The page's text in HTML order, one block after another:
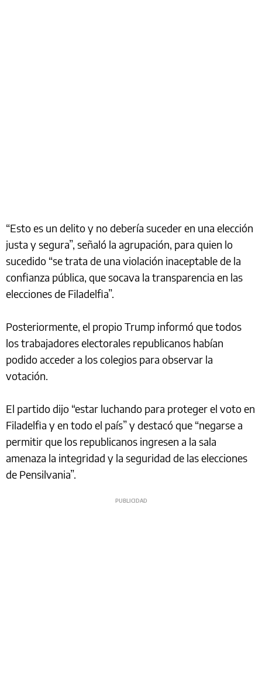
“Esto es un delito y no debería suceder en una elección
justa y segura”, señaló la agrupación, para quien lo
sucedido “se trata de una violación inaceptable de la
confianza pública, que socava la transparencia en las
elecciones de Filadelfia”.
Posteriormente, el propio Trump informó que todos
los trabajadores electorales republicanos habían
podido acceder a los colegios para observar la
votación.
El partido dijo “estar luchando para proteger el voto en
Filadelfia y en todo el país” y destacó que “negarse a
permitir que los republicanos ingresen a la sala
amenaza la integridad y la seguridad de las elecciones
de Pensilvania”.